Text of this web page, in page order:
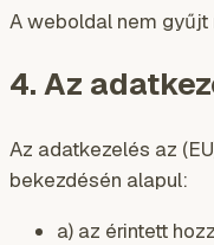
A weboldal nem
4. Az
Az adatkezelés az
bekezdésén alapul:
a) az érintett